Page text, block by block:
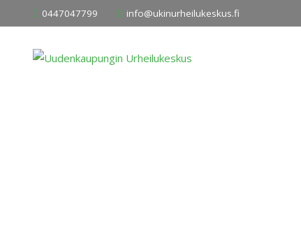
to
0447047799 info@ukinurheilukeskus.fi